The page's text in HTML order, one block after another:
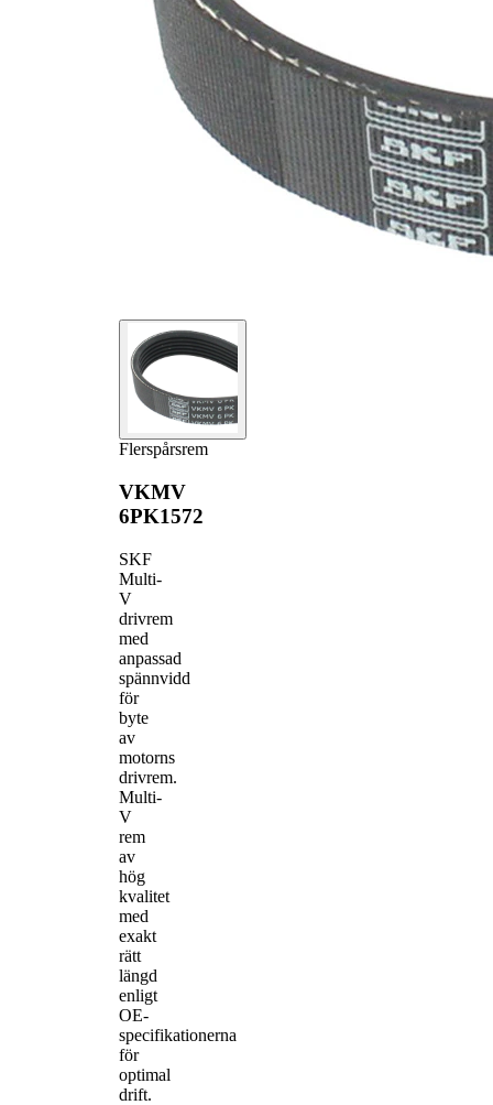
Flerspårsrem
VKMV
6PK1572
SKF
Multi-
V
drivrem
med
anpassad
spännvidd
för
byte
av
motorns
drivrem.
Multi-
V
rem
av
hög
kvalitet
med
exakt
rätt
längd
enligt
OE-
specifikationerna
för
optimal
drift.